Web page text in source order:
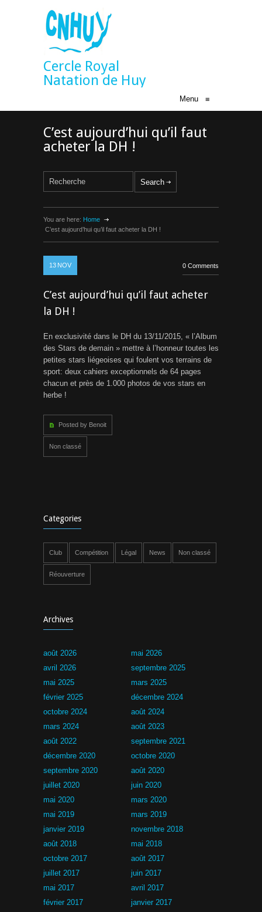
Cercle Royal
Natation de Huy
Menu ≡
C’est aujourd’hui qu’il faut
acheter la DH !
You are here: Home
C’est aujourd’hui qu’il faut acheter la DH !
13 NOV 0 Comments
C’est aujourd’hui qu’il faut acheter
la DH !
En exclusivité dans le DH du 13/11/2015, « l’Album
des Stars de demain » mettre à l’honneur toutes les
petites stars liégeoises qui foulent vos terrains de
sport: deux cahiers exceptionnels de 64 pages
chacun et près de 1.000 photos de vos stars en
herbe !
Posted by Benoit
Non classé
Categories
Club Compétition Légal News Non classé
Réouverture
Archives
août 2026
mai 2026
avril 2026
septembre 2025
mai 2025
mars 2025
février 2025
décembre 2024
octobre 2024
août 2024
mars 2024
août 2023
août 2022
septembre 2021
décembre 2020
octobre 2020
septembre 2020
août 2020
juillet 2020
juin 2020
mai 2020
mars 2020
mai 2019
mars 2019
janvier 2019
novembre 2018
août 2018
mai 2018
octobre 2017
août 2017
juillet 2017
juin 2017
mai 2017
avril 2017
février 2017
janvier 2017